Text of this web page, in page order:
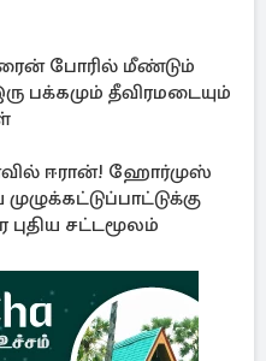
போரில் மீண்டும்
பக்கமும் தீவிரமடையும்
ஈரான்! ஹோர்முஸ்
சட்டமூலம்